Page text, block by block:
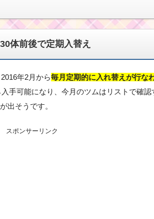
体前後で定期入替え
年2月から毎月定期的に入れ替えが行な
手可能になり、今月のツムはリストで確認
出そうです。
スポンサーリンク